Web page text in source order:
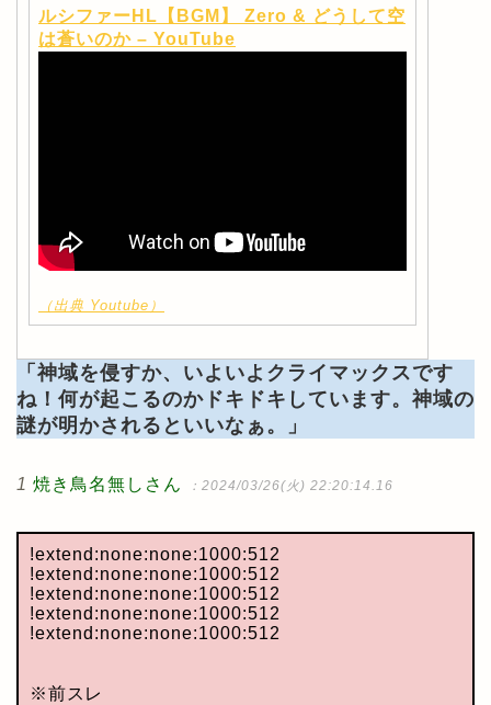
ルシファーHL【BGM】 Zero & どうして空
は蒼いのか – YouTube
（出典 Youtube）
「神域を侵すか、いよいよクライマックスです
ね！何が起こるのかドキドキしています。神域の
謎が明かされるといいなぁ。」
1 焼き鳥名無しさん ：2024/03/26(火) 22:20:14.16
!extend:none:none:1000:512
!extend:none:none:1000:512
!extend:none:none:1000:512
!extend:none:none:1000:512
!extend:none:none:1000:512
※前スレ